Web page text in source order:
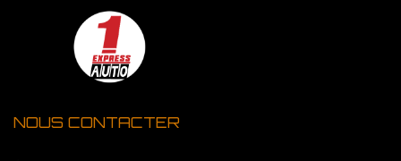
NOUS CONTACTER